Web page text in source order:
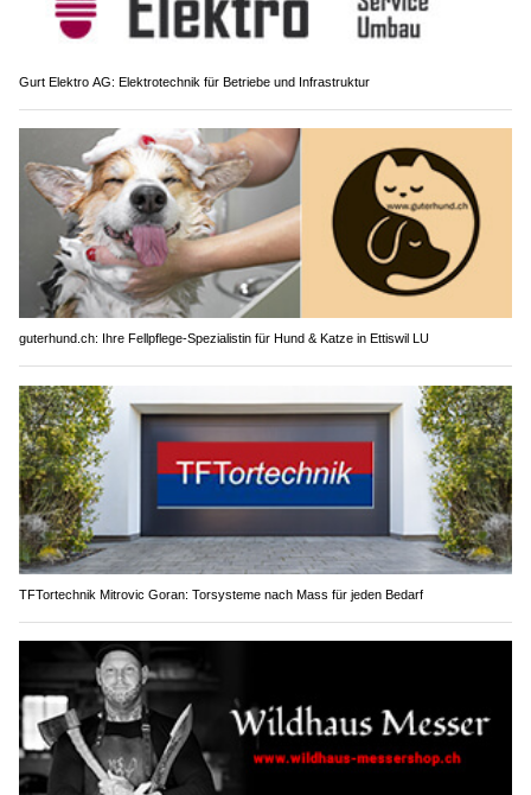
Gurt Elektro AG: Elektrotechnik für Betriebe und Infrastruktur
guterhund.ch: Ihre Fellpflege-Spezialistin für Hund & Katze in Ettiswil LU
TFTortechnik Mitrovic Goran: Torsysteme nach Mass für jeden Bedarf